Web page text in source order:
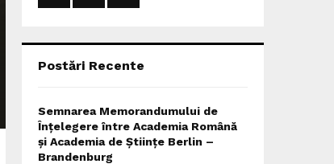
:
Postări Recente
Semnarea Memorandumului de
Înțelegere între Academia Română
și Academia de Științe Berlin –
Brandenburg